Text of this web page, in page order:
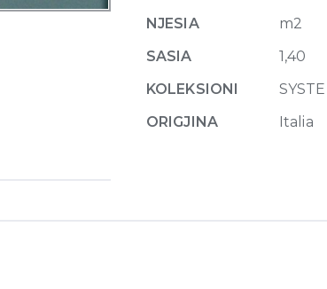
NJESIA
m2
SASIA
1,40
KOLEKSIONI
ORIGJINA
Italia